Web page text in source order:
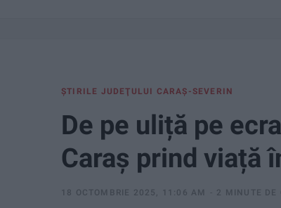
ŞTIRILE JUDEŢULUI CARAŞ-SEVERIN
De pe uliță pe
Caraș prind viață
18 OCTOMBRIE 2025, 11:06 AM 2 MINUTE DE